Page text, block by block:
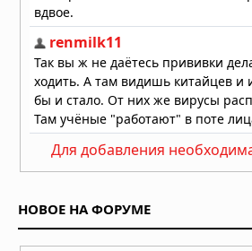
На Таманском
останки древних
мамонтов
05.08.2026 в 09:00
Учёные
население
2200 году
Для добавления
НОВОЕ НА ФОРУМЕ